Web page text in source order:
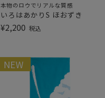
本物のロウでリアルな質感
いろはあかりS ほおずき
¥2,200 税込
NEW